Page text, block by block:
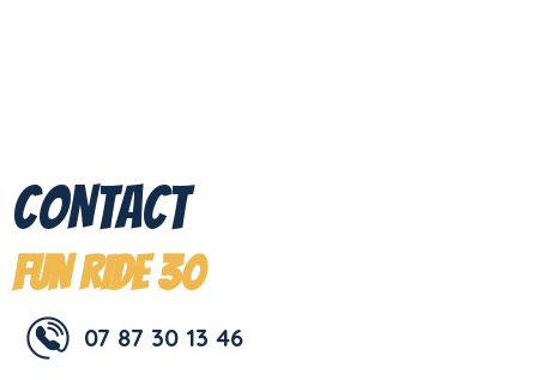
CONTACt
FUN RIDE 30
07 87 30 13 46